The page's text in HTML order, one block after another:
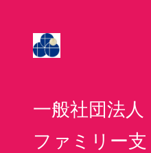
一般社団法人
ファミリー支